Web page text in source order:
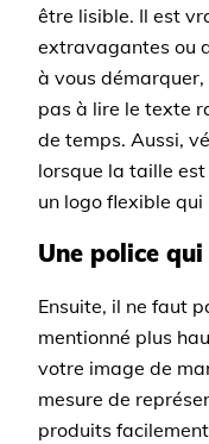
être lisible. Il est
extravagantes ou
à vous
pas à lire le texte
de temps. Aussi,
lorsque la taille
un logo flexible
Une police
Ensuite, il ne faut
mentionné plus
votre image de
mesure de
produits